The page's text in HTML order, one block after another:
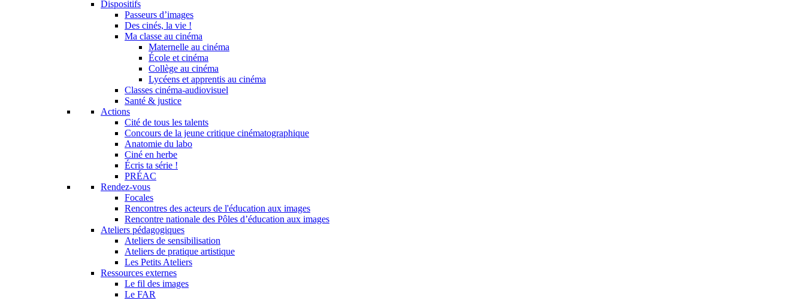
Dispositifs
Passeurs d’images
Des cinés, la vie !
Ma classe au cinéma
Maternelle au cinéma
École et cinéma
Collège au cinéma
Lycéens et apprentis au cinéma
Classes cinéma-audiovisuel
Santé & justice
Actions
Cité de tous les talents
Concours de la jeune critique cinématographique
Anatomie du labo
Ciné en herbe
Écris ta série !
PRÉAC
Rendez-vous
Focales
Rencontres des acteurs de l'éducation aux images
Rencontre nationale des Pôles d’éducation aux images
Ateliers pédagogiques
Ateliers de sensibilisation
Ateliers de pratique artistique
Les Petits Ateliers
Ressources externes
Le fil des images
Le FAR